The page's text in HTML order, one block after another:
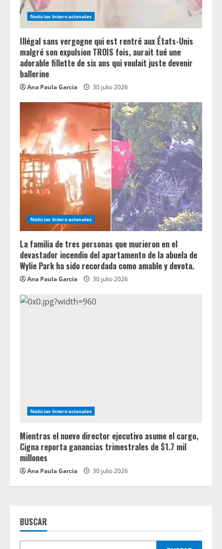
n
g
Noticias Internacionales
Illégal sans vergogne qui est rentré aux États-Unis
malgré son expulsion TROIS fois, aurait tué une
adorable fillette de six ans qui voulait juste devenir
ballerine
Ana Paula García 30 julio 2026
Noticias Internacionales
La familia de tres personas que murieron en el
devastador incendio del apartamento de la abuela de
Wylie Park ha sido recordada como amable y devota.
Ana Paula García 30 julio 2026
Noticias Internacionales
Mientras el nuevo director ejecutivo asume el cargo,
Cigna reporta ganancias trimestrales de $1.7 mil
millones
Ana Paula García 30 julio 2026
BUSCAR